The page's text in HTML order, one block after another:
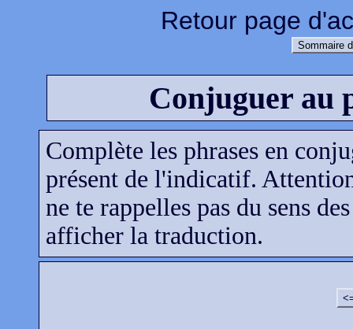
Retour page
Sommaire
Conjuguer au
Complète les phrases en
présent de l'indicatif.
ne te rappelles pas du sens
afficher la traduction.